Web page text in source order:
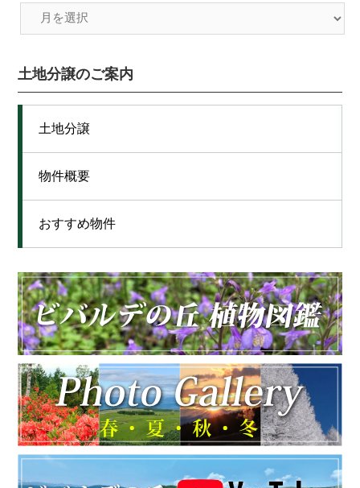
土地分譲のご案内
土地分譲
物件概要
おすすめ物件